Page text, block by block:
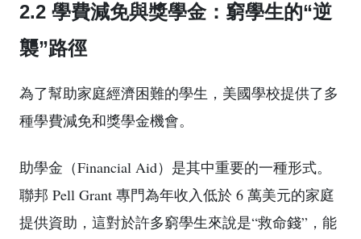
2.2 學費減免與獎學金：窮學生的“逆
襲”路徑
為了幫助家庭經濟困難的學生，美國學校提供了多
種學費減免和獎學金機會。
助學金（Financial Aid）是其中重要的一種形式。
聯邦 Pell Grant 專門為年收入低於 6 萬美元的家庭
提供資助，這對於許多窮學生來說是“救命錢”，能